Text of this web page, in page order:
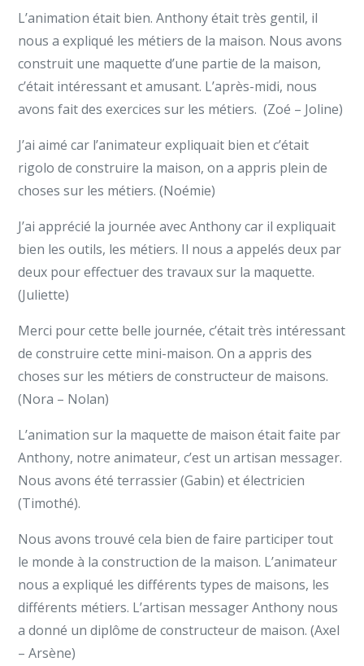
L’animation était bien. Anthony était très gentil, il
nous a expliqué les métiers de la maison. Nous avons
construit une maquette d’une partie de la maison,
c’était intéressant et amusant. L’après-midi, nous
avons fait des exercices sur les métiers. (Zoé – Joline)
J’ai aimé car l’animateur expliquait bien et c’était
rigolo de construire la maison, on a appris plein de
choses sur les métiers. (Noémie)
J’ai apprécié la journée avec Anthony car il expliquait
bien les outils, les métiers. Il nous a appelés deux par
deux pour effectuer des travaux sur la maquette.
(Juliette)
Merci pour cette belle journée, c’était très intéressant
de construire cette mini-maison. On a appris des
choses sur les métiers de constructeur de maisons.
(Nora – Nolan)
L’animation sur la maquette de maison était faite par
Anthony, notre animateur, c’est un artisan messager.
Nous avons été terrassier (Gabin) et électricien
(Timothé).
Nous avons trouvé cela bien de faire participer tout
le monde à la construction de la maison. L’animateur
nous a expliqué les différents types de maisons, les
différents métiers. L’artisan messager Anthony nous
a donné un diplôme de constructeur de maison. (Axel
– Arsène)